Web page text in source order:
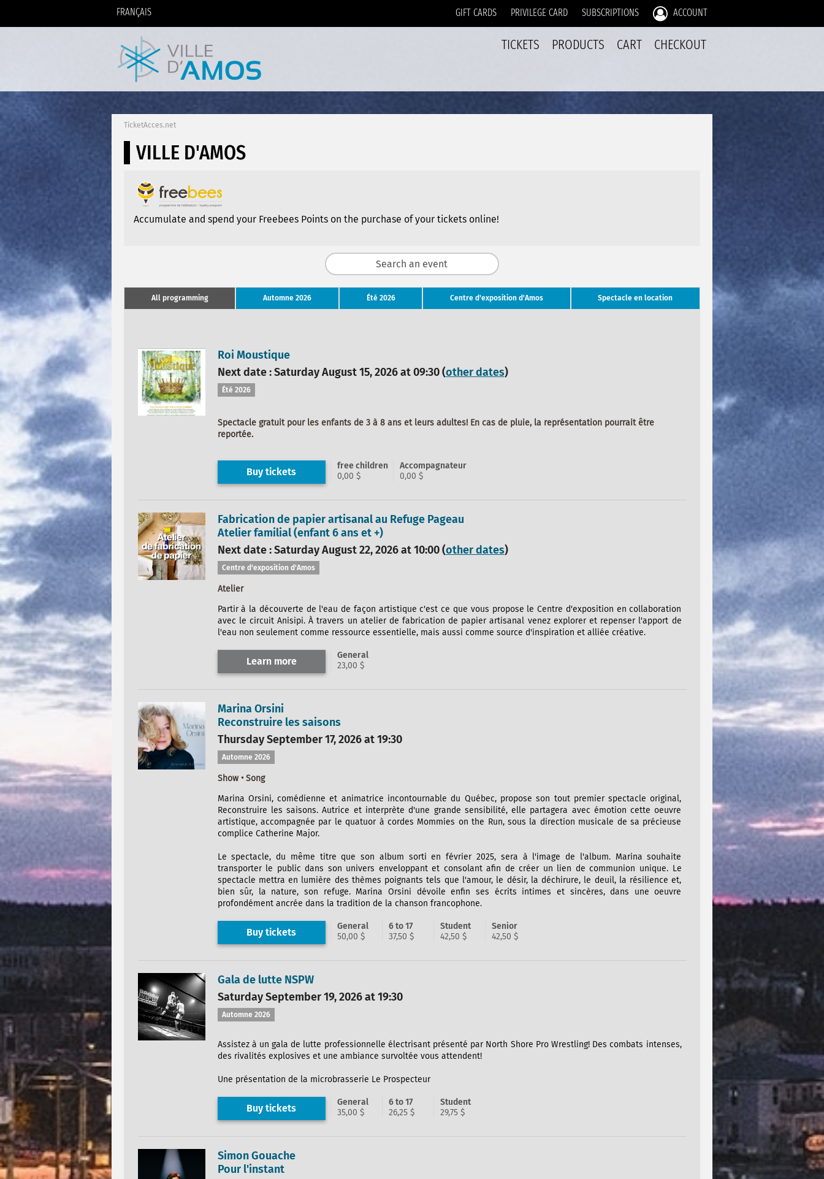
FRANÇAIS GIFT CARDS PRIVILEGE CARD SUBSCRIPTIONS ACCOUNT
TICKETS PRODUCTS CART CHECKOUT
TicketAcces.net
VILLE D'AMOS
Accumulate and spend your Freebees Points on the purchase of your tickets online!
All programming Automne 2026 Été 2026 Centre d'exposition d'Amos Spectacle en location
Roi Moustique
Next date : Saturday August 15, 2026 at 09:30 (other dates)
Été 2026
Spectacle gratuit pour les enfants de 3 à 8 ans et leurs adultes! En cas de pluie, la représentation pourrait être
reportée.
Buy tickets
free children
0,00 $
Accompagnateur
0,00 $
Fabrication de papier artisanal au Refuge Pageau
Atelier familial (enfant 6 ans et +)
Next date : Saturday August 22, 2026 at 10:00 (other dates)
Centre d'exposition d'Amos
Atelier
Partir à la découverte de l'eau de façon artistique c'est ce que vous propose le Centre d'exposition en collaboration
avec le circuit Anisipi. À travers un atelier de fabrication de papier artisanal venez explorer et repenser l'apport de
l'eau non seulement comme ressource essentielle, mais aussi comme source d'inspiration et alliée créative.
Learn more
General
23,00 $
Marina Orsini
Reconstruire les saisons
Thursday September 17, 2026 at 19:30
Automne 2026
Show • Song
Marina Orsini, comédienne et animatrice incontournable du Québec, propose son tout premier spectacle original,
Reconstruire les saisons. Autrice et interprète d'une grande sensibilité, elle partagera avec émotion cette oeuvre
artistique, accompagnée par le quatuor à cordes Mommies on the Run, sous la direction musicale de sa précieuse
complice Catherine Major.
Le spectacle, du même titre que son album sorti en février 2025, sera à l'image de l'album. Marina souhaite
transporter le public dans son univers enveloppant et consolant afin de créer un lien de communion unique. Le
spectacle mettra en lumière des thèmes poignants tels que l'amour, le désir, la déchirure, le deuil, la résilience et,
bien sûr, la nature, son refuge. Marina Orsini dévoile enfin ses écrits intimes et sincères, dans une oeuvre
profondément ancrée dans la tradition de la chanson francophone.
Buy tickets
General
50,00 $
6 to 17
37,50 $
Student
42,50 $
Senior
42,50 $
Gala de lutte NSPW
Saturday September 19, 2026 at 19:30
Automne 2026
Assistez à un gala de lutte professionnelle électrisant présenté par North Shore Pro Wrestling! Des combats intenses,
des rivalités explosives et une ambiance survoltée vous attendent!
Une présentation de la microbrasserie Le Prospecteur
Buy tickets
General
35,00 $
6 to 17
26,25 $
Student
29,75 $
Simon Gouache
Pour l'instant